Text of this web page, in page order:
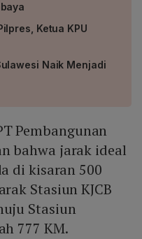
Ketua KPU
Naik Menjadi
Pembangunan
bahwa jarak ideal
di kisaran 500
Stasiun KJCB
Stasiun
777 KM.